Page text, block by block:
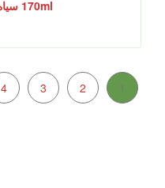
170ml سیاه قهوه می نوشند
1
2
3
4